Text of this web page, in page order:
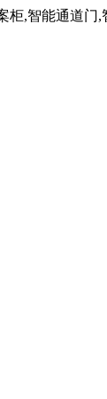
柜,智能通道门